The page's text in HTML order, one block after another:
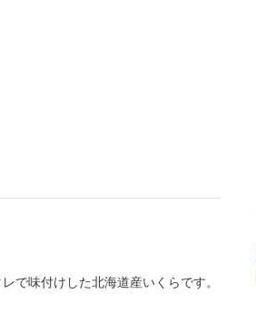
で味付けした北海道産いくらです。